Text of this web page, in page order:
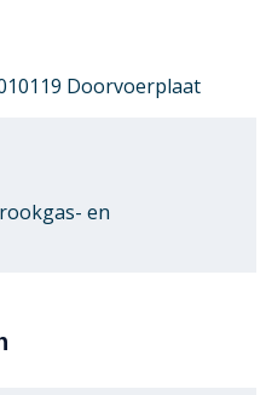
Doorvoerplaat
en